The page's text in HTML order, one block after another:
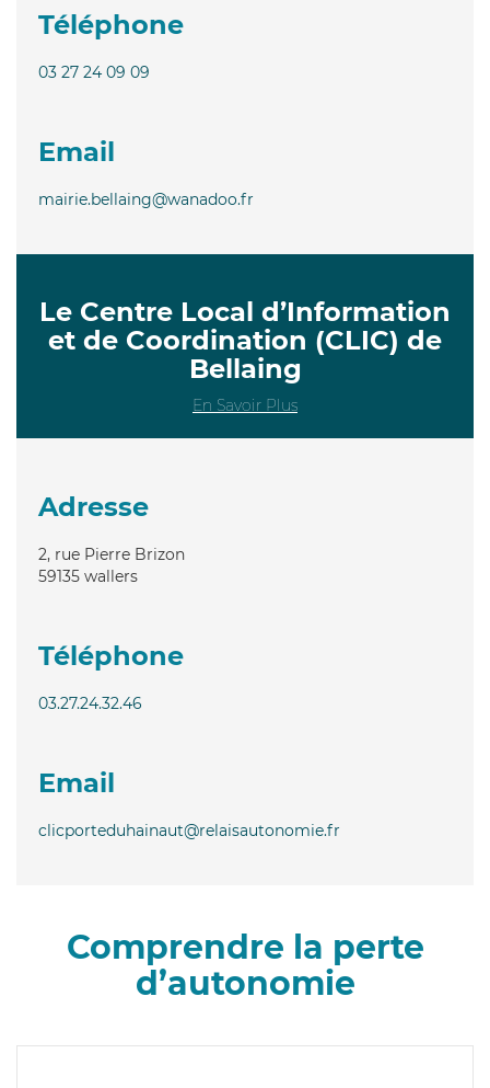
Téléphone
03 27 24 09 09
Email
mairie.bellaing@wanadoo.fr
Le Centre Local d’Information
et de Coordination (CLIC) de
Bellaing
En Savoir Plus
Adresse
2, rue Pierre Brizon
59135 wallers
Téléphone
03.27.24.32.46
Email
clicporteduhainaut@relaisautonomie.fr
Comprendre la perte
d’autonomie